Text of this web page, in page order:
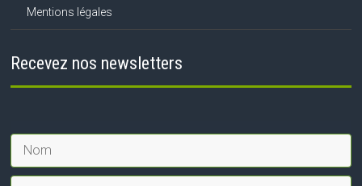
Mentions légales
Recevez nos newsletters